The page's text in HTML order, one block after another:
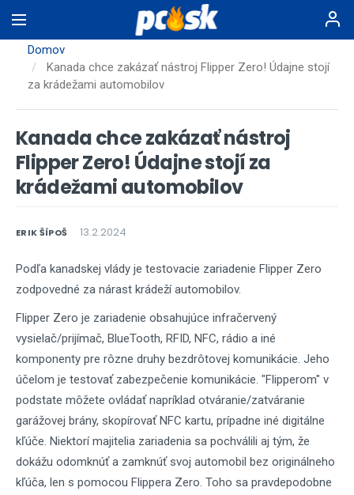
na
hlavnýDomov
Kanada chce zakázať nástroj Flipper Zero! Údajne stojí
za krádežami automobilov
Kanada chce zakázať nástroj
Flipper Zero! Údajne stojí za
krádežami automobilov
ERIK ŠÍPOŠ 13.2.2024
Podľa kanadskej vlády je testovacie zariadenie Flipper Zero
zodpovedné za nárast krádeží automobilov.
Flipper Zero je zariadenie obsahujúce infračervený
vysielač/prijímač, BlueTooth, RFID, NFC, rádio a iné
komponenty pre rôzne druhy bezdrôtovej komunikácie. Jeho
účelom je testovať zabezpečenie komunikácie. "Flipperom" v
podstate môžete ovládať napríklad otváranie/zatváranie
garážovej brány, skopírovať NFC kartu, prípadne iné digitálne
kľúče. Niektorí majitelia zariadenia sa pochválili aj tým, že
dokážu odomknúť a zamknúť svoj automobil bez originálneho
kľúča, len s pomocou Flippera Zero. Toho sa pravdepodobne